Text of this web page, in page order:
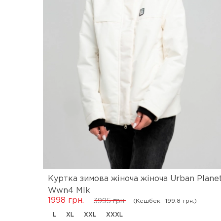
Куртка зимова жіноча жіноча Urban
Wwn4 Mlk
3995 грн.
1998 грн. (Кешбек 199.8 грн.)
L XL XXL XXXL